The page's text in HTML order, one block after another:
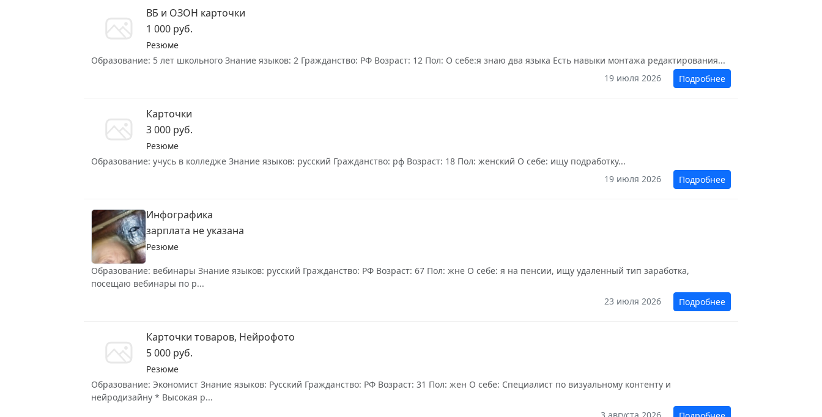
ВБ и ОЗОН карточки
1 000 руб.
Резюме
Образование: 5 лет школьного Знание языков: 2 Гражданство: РФ Возраст: 12 Пол: О себе:я знаю два языка Есть навыки монтажа редактирования...
19 июля 2026
Подробнее
Карточки
3 000 руб.
Резюме
Образование: учусь в колледже Знание языков: русский Гражданство: рф Возраст: 18 Пол: женский О себе: ищу подработку...
19 июля 2026
Подробнее
Инфографика
зарплата не указана
Резюме
Образование: вебинары Знание языков: русский Гражданство: РФ Возраст: 67 Пол: жне О себе: я на пенсии, ищу удаленный тип заработка,
посещаю вебинары по р...
23 июля 2026
Подробнее
Карточки товаров, Нейрофото
5 000 руб.
Резюме
Образование: Экономист Знание языков: Русский Гражданство: РФ Возраст: 31 Пол: жен О себе: Специалист по визуальному контенту и
нейродизайну * Высокая р...